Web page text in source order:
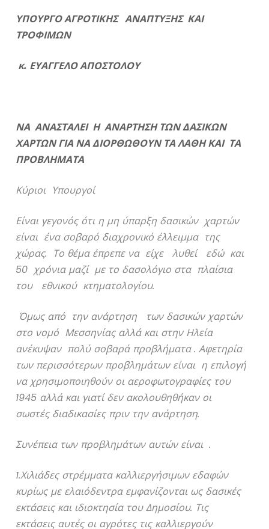
ΥΠΟΥΡΓΟ ΑΓΡΟΤΙΚΗΣ ΑΝΑΠΤΥΞΗΣ ΚΑΙ
ΤΡΟΦΙΜΩΝ
κ. ΕΥΑΓΓΕΛΟ ΑΠΟΣΤΟΛΟΥ
ΝΑ ΑΝΑΣΤΑΛΕΙ Η ΑΝΑΡΤΗΣΗ ΤΩΝ ΔΑΣΙΚΩΝ
ΧΑΡΤΩΝ ΓΙΑ ΝΑ ΔΙΟΡΘΩΘΟΥΝ ΤΑ ΛΑΘΗ ΚΑΙ ΤΑ
ΠΡΟΒΛΗΜΑΤΑ
Κύριοι Υπουργοί
Είναι γεγονός ότι η μη ύπαρξη δασικών χαρτών
είναι ένα σοβαρό διαχρονικό έλλειμμα της
χώρας. Το θέμα έπρεπε να είχε λυθεί εδώ και
50 χρόνια μαζί με το δασολόγιο στα πλαίσια
του εθνικού κτηματολογίου.
Όμως από την ανάρτηση των δασικών χαρτών
στο νομό Μεσσηνίας αλλά και στην Ηλεία
ανέκυψαν πολύ σοβαρά προβλήματα . Αφετηρία
των περισσότερων προβλημάτων είναι η επιλογή
να χρησιμοποιηθούν οι αεροφωτογραφίες του
1945 αλλά και γιατί δεν ακολουθηθήκαν οι
σωστές διαδικασίες πριν την ανάρτηση.
Συνέπεια των προβλημάτων αυτών είναι .
1.Χιλιάδες στρέμματα καλλιεργήσιμων εδαφών
κυρίως με ελαιόδεντρα εμφανίζονται ως δασικές
εκτάσεις και ιδιοκτησία του Δημοσίου. Τις
εκτάσεις αυτές οι αγρότες τις καλλιεργούν